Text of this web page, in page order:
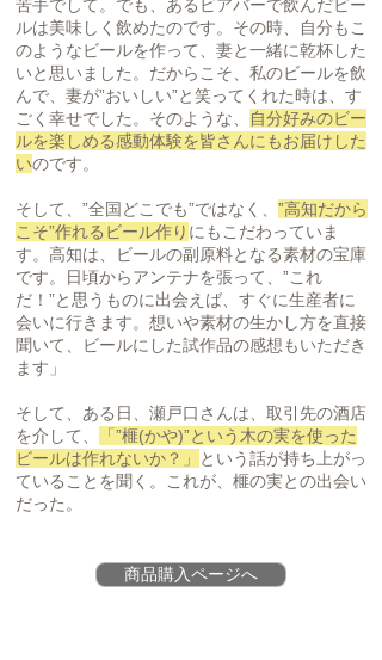
苦手でして。でも、あるビアバーで飲んだビー
ルは美味しく飲めたのです。その時、自分もこ
のようなビールを作って、妻と一緒に乾杯した
いと思いました。だからこそ、私のビールを飲
んで、妻が”おいしい”と笑ってくれた時は、す
ごく幸せでした。そのような、
自分好みのビー
ルを楽しめる感動体験を皆さんにもお届けした
いのです。
そして、”全国どこでも”ではなく、 ”高知だから
こそ”作れるビール作り にもこだわっていま
す。高知は、ビールの副原料となる素材の宝庫
です。日頃からアンテナを張って、”これ
だ！”と思うものに出会えば、すぐに生産者に
会いに行きます。想いや素材の生かし方を直接
聞いて、ビールにした試作品の感想もいただき
ます」
そして、ある日、瀬戸口さんは、取引先の酒店
を介して、
「”榧(かや)”という木の実を使った
ビールは作れないか？」
という話が持ち上がっ
ていることを聞く。これが、榧の実との出会い
だった。
商品購入ページへ